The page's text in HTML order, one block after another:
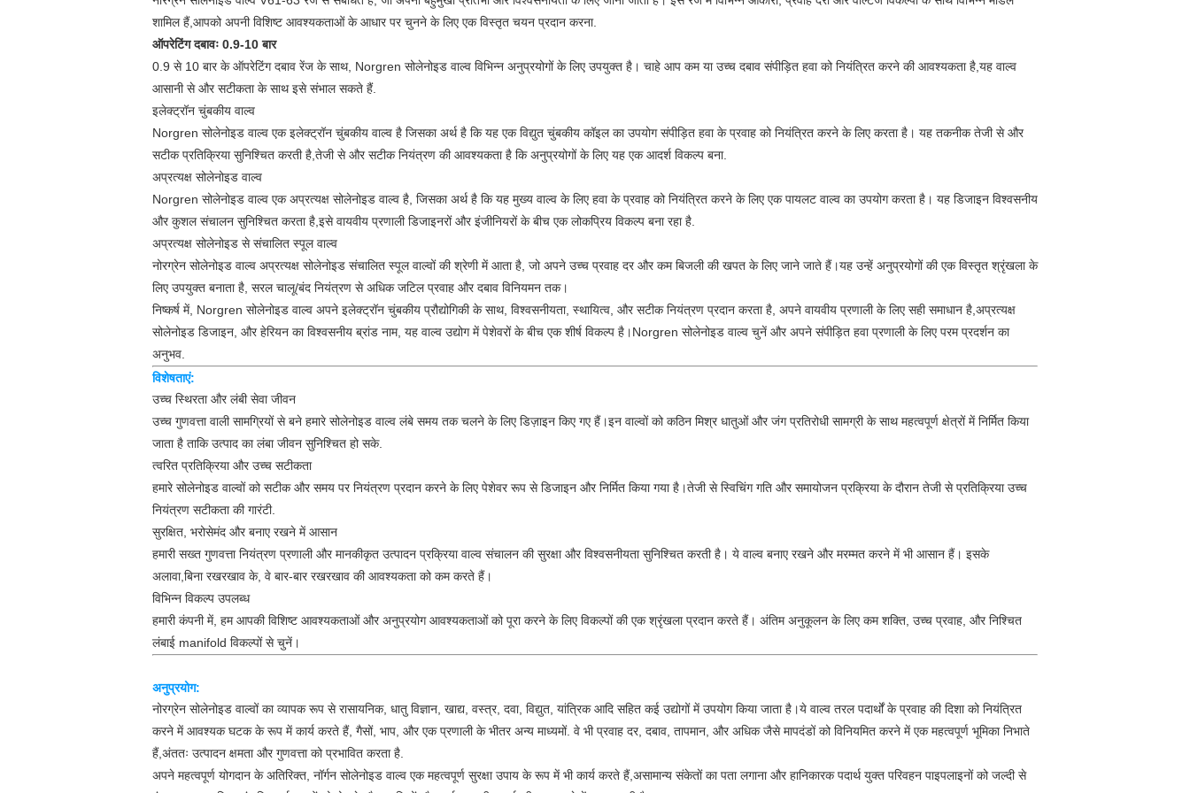
शामिल हैं,आपको अपनी विशिष्ट आवश्यकताओं के आधार पर चुनने के लिए एक विस्तृत चयन प्रदान करना.
ऑपरेटिंग दबावः 0.9-10 बार
0.9 से 10 बार के ऑपरेटिंग दबाव रेंज के साथ, Norgren सोलेनोइड वाल्व विभिन्न अनुप्रयोगों के लिए उपयुक्त है। चाहे आप कम या उच्च दबाव संपीड़ित हवा को नियंत्रित करने की आवश्यकता है,यह वाल्व
आसानी से और सटीकता के साथ इसे संभाल सकते हैं.
इलेक्ट्रॉन चुंबकीय वाल्व
Norgren सोलेनोइड वाल्व एक इलेक्ट्रॉन चुंबकीय वाल्व है जिसका अर्थ है कि यह एक विद्युत चुंबकीय कॉइल का उपयोग संपीड़ित हवा के प्रवाह को नियंत्रित करने के लिए करता है। यह तकनीक तेजी से और
सटीक प्रतिक्रिया सुनिश्चित करती है,तेजी से और सटीक नियंत्रण की आवश्यकता है कि अनुप्रयोगों के लिए यह एक आदर्श विकल्प बना.
अप्रत्यक्ष सोलेनोइड वाल्व
Norgren सोलेनोइड वाल्व एक अप्रत्यक्ष सोलेनोइड वाल्व है, जिसका अर्थ है कि यह मुख्य वाल्व के लिए हवा के प्रवाह को नियंत्रित करने के लिए एक पायलट वाल्व का उपयोग करता है। यह डिजाइन विश्वसनीय
और कुशल संचालन सुनिश्चित करता है,इसे वायवीय प्रणाली डिजाइनरों और इंजीनियरों के बीच एक लोकप्रिय विकल्प बना रहा है.
अप्रत्यक्ष सोलेनोइड से संचालित स्पूल वाल्व
नोरग्रेन सोलेनोइड वाल्व अप्रत्यक्ष सोलेनोइड संचालित स्पूल वाल्वों की श्रेणी में आता है, जो अपने उच्च प्रवाह दर और कम बिजली की खपत के लिए जाने जाते हैं।यह उन्हें अनुप्रयोगों की एक विस्तृत श्रृंखला के
लिए उपयुक्त बनाता है, सरल चालू/बंद नियंत्रण से अधिक जटिल प्रवाह और दबाव विनियमन तक।
निष्कर्ष में, Norgren सोलेनोइड वाल्व अपने इलेक्ट्रॉन चुंबकीय प्रौद्योगिकी के साथ, विश्वसनीयता, स्थायित्व, और सटीक नियंत्रण प्रदान करता है, अपने वायवीय प्रणाली के लिए सही समाधान है,अप्रत्यक्ष
सोलेनोइड डिजाइन, और हेरियन का विश्वसनीय ब्रांड नाम, यह वाल्व उद्योग में पेशेवरों के बीच एक शीर्ष विकल्प है।Norgren सोलेनोइड वाल्व चुनें और अपने संपीड़ित हवा प्रणाली के लिए परम प्रदर्शन का
अनुभव.
विशेषताएं:
उच्च स्थिरता और लंबी सेवा जीवन
उच्च गुणवत्ता वाली सामग्रियों से बने हमारे सोलेनोइड वाल्व लंबे समय तक चलने के लिए डिज़ाइन किए गए हैं।इन वाल्वों को कठिन मिश्र धातुओं और जंग प्रतिरोधी सामग्री के साथ महत्वपूर्ण क्षेत्रों में निर्मित किया
जाता है ताकि उत्पाद का लंबा जीवन सुनिश्चित हो सके.
त्वरित प्रतिक्रिया और उच्च सटीकता
हमारे सोलेनोइड वाल्वों को सटीक और समय पर नियंत्रण प्रदान करने के लिए पेशेवर रूप से डिजाइन और निर्मित किया गया है।तेजी से स्विचिंग गति और समायोजन प्रक्रिया के दौरान तेजी से प्रतिक्रिया उच्च
नियंत्रण सटीकता की गारंटी.
सुरक्षित, भरोसेमंद और बनाए रखने में आसान
हमारी सख्त गुणवत्ता नियंत्रण प्रणाली और मानकीकृत उत्पादन प्रक्रिया वाल्व संचालन की सुरक्षा और विश्वसनीयता सुनिश्चित करती है। ये वाल्व बनाए रखने और मरम्मत करने में भी आसान हैं। इसके
अलावा,बिना रखरखाव के, वे बार-बार रखरखाव की आवश्यकता को कम करते हैं।
विभिन्न विकल्प उपलब्ध
हमारी कंपनी में, हम आपकी विशिष्ट आवश्यकताओं और अनुप्रयोग आवश्यकताओं को पूरा करने के लिए विकल्पों की एक श्रृंखला प्रदान करते हैं। अंतिम अनुकूलन के लिए कम शक्ति, उच्च प्रवाह, और निश्चित
लंबाई manifold विकल्पों से चुनें।
अनुप्रयोग:
नोरग्रेन सोलेनोइड वाल्वों का व्यापक रूप से रासायनिक, धातु विज्ञान, खाद्य, वस्त्र, दवा, विद्युत, यांत्रिक आदि सहित कई उद्योगों में उपयोग किया जाता है।ये वाल्व तरल पदार्थों के प्रवाह की दिशा को नियंत्रित
करने में आवश्यक घटक के रूप में कार्य करते हैं, गैसों, भाप, और एक प्रणाली के भीतर अन्य माध्यमों. वे भी प्रवाह दर, दबाव, तापमान, और अधिक जैसे मापदंडों को विनियमित करने में एक महत्वपूर्ण भूमिका निभाते
हैं,अंततः उत्पादन क्षमता और गुणवत्ता को प्रभावित करता है.
अपने महत्वपूर्ण योगदान के अतिरिक्त, नॉर्गन सोलेनोइड वाल्व एक महत्वपूर्ण सुरक्षा उपाय के रूप में भी कार्य करते हैं,असामान्य संकेतों का पता लगाना और हानिकारक पदार्थ युक्त परिवहन पाइपलाइनों को जल्दी से